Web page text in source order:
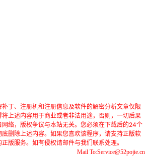
丁、注册机和注册信息及软件的解密分析文章仅限
上述内容用于商业或者非法用途，否则，一切后果
络，版权争议与本站无关。您必须在下载后的24个
删除上述内容。如果您喜欢该程序，请支持正版软
版服务。如有侵权请邮件与我们联系处理。
Mail To:Service@52pojie.cn